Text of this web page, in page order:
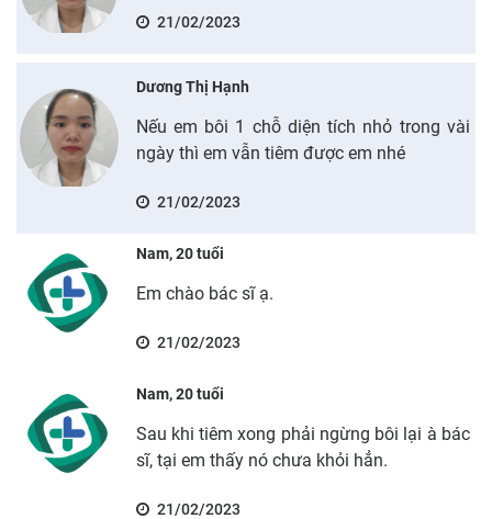
21/02/2023
Dương Thị Hạnh
Nếu em bôi 1 chỗ diện tích nhỏ trong vài
ngày thì em vẫn tiêm được em nhé
21/02/2023
Nam, 20 tuổi
Em chào bác sĩ ạ.
21/02/2023
Nam, 20 tuổi
Sau khi tiêm xong phải ngừng bôi lại à bác
sĩ, tại em thấy nó chưa khỏi hẳn.
21/02/2023